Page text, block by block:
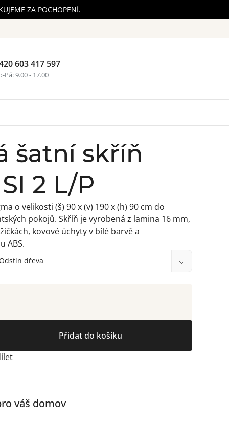
ZA POCHOPENÍ.
603 417 597
Pá: 9.00 - 17.00
šatní skříň
2 L/P
Přidat do košíku
o velikosti (š) 90 x (v) 190 x (h) 90 cm do
pokojů. Skříň je vyrobená z lamina 16 mm,
kovové úchyty v bílé barvě a
ABS.
váš domov